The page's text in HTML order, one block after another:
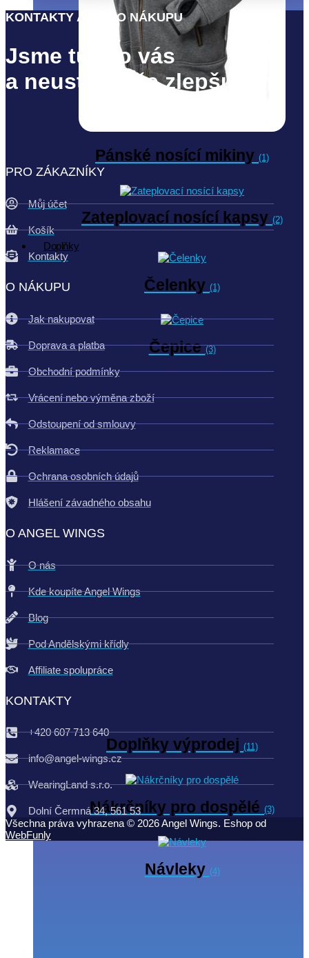
Pánské nosící mikiny (1)
Zateplovací nosící kapsy (2)
Doplňky
Čelenky (1)
Čepice(3)
Doplňky výprodej (11)
Nákrčníky pro dospělé (3)
Návleky (4)
KONTAKTY A VŠE O NÁKUPU
Jsme tu pro vás
a neustále vše zlepšujeme
PRO ZÁKAZNÍKY
Můj účet
Košík
Kontakty
O NÁKUPU
Jak nakupovat
Doprava a platba
Obchodní podmínky
Vrácení nebo výměna zboží
Odstoupení od smlouvy
Reklamace
Ochrana osobních údajů
Hlášení závadného obsahu
O ANGEL WINGS
O nás
Kde koupíte Angel Wings
Blog
Pod Andělskými křídly
Affiliate spolupráce
KONTAKTY
+420 607 713 640
info@angel-wings.cz
WearingLand s.r.o.
Dolní Čermná 34, 561 53
Všechna práva vyhrazena © 2026Angel Wings. Eshop od
WebFunly